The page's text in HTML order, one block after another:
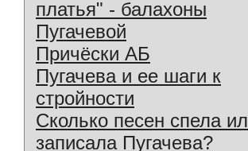
платья" - балахоны
Пугачевой
Причёски АБ
Пугачева и ее шаги к
стройности
Сколько песен спела
записала Пугачева?